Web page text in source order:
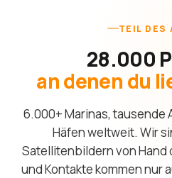
TEIL DES
28.000
an denen du
6.000+ Marinas, tausende
Häfen weltweit. Wir
Satellitenbildern von Hand
und Kontakte kommen nur